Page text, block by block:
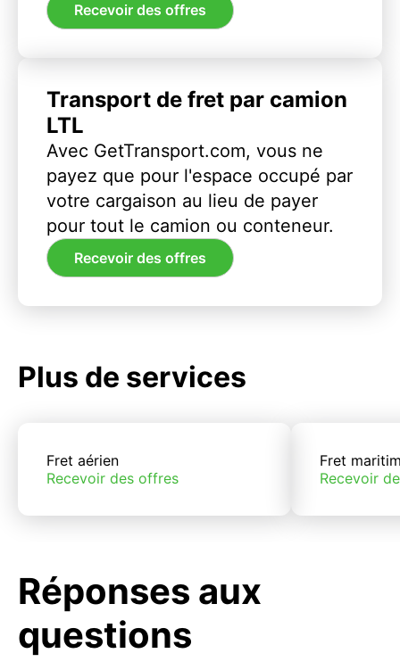
Recevoir des offres
Transport de fret par camion
LTL
Avec GetTransport.com, vous ne
payez que pour l'espace occupé par
votre cargaison au lieu de payer
pour tout le camion ou conteneur.
Recevoir des offres
Plus de services
Fret aérien
Recevoir des offres
Fret
Recevoir
Réponses aux
questions